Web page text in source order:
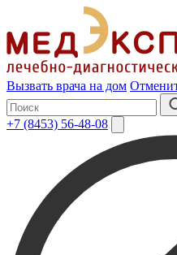
Вызвать врача на дом
+7 (8453) 56-48-08